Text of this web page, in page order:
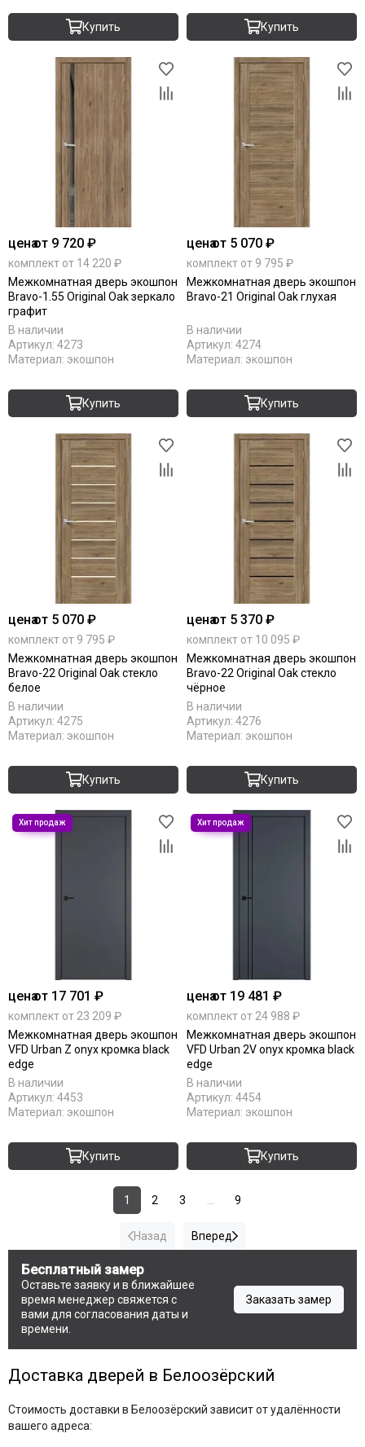
Купить Купить
ценаот 9 720 ₽
комплект от 14 220 ₽
Межкомнатная дверь экошпон
Bravo-1.55 Original Oak зеркало
графит
В наличии
Артикул: 4273
Материал: экошпон
Купить
ценаот 5 070 ₽
комплект от 9 795 ₽
Межкомнатная дверь экошпон
Bravo-21 Original Oak глухая
В наличии
Артикул: 4274
Материал: экошпон
Купить
ценаот 5 070 ₽
комплект от 9 795 ₽
Межкомнатная дверь экошпон
Bravo-22 Original Oak стекло
белое
В наличии
Артикул: 4275
Материал: экошпон
Купить
ценаот 5 370 ₽
комплект от 10 095 ₽
Межкомнатная дверь экошпон
Bravo-22 Original Oak стекло
чёрное
В наличии
Артикул: 4276
Материал: экошпон
Купить
ценаот 17 701 ₽
комплект от 23 209 ₽
Межкомнатная дверь экошпон
VFD Urban Z onyx кромка black
edge
В наличии
Артикул: 4453
Материал: экошпон
Купить
ценаот 19 481 ₽
комплект от 24 988 ₽
Межкомнатная дверь экошпон
VFD Urban 2V onyx кромка black
edge
В наличии
Артикул: 4454
Материал: экошпон
Купить
Назад
1 2 3 9
Вперед
Бесплатный замер
Оставьте заявку и в ближайшее
время менеджер свяжется с
вами для согласования даты и
времени.
Заказать замер
Доставка дверей в Белоозёрский
Стоимость доставки в Белоозёрский зависит от удалённости
вашего адреса: